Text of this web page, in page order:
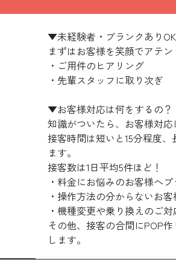
▼未経験者・ブランクあり
まずはお客様を笑顔でアテン
・ご用件のヒアリング
・先輩スタッフに取り次ぎ
▼お客様対応は何をするの？
知識がついたら、お客様対応
接客時間は短いと15分程度
ます。
接客数は1日平均5件ほど！
・料金にお悩みのお客様へ
・操作方法の分からないお
・機種変更や乗り換えのご対
その他、接客の合間にPOP
します。